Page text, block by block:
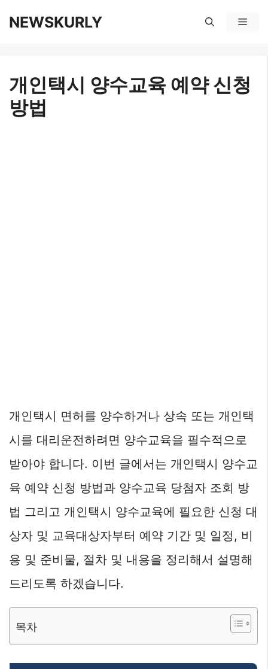
로
건
NEWSKURLY
메
개인택시 양수교육 예약 신청
방법
개인택시 면허를 양수하거나 상속 또는 개인택
시를 대리운전하려면 양수교육을 필수적으로
받아야 합니다. 이번 글에서는 개인택시 양수교
육 예약 신청 방법과 양수교육 당첨자 조회 방
법 그리고 개인택시 양수교육에 필요한 신청 대
상자 및 교육대상자부터 예약 기간 및 일정, 비
용 및 준비물, 절차 및 내용을 정리해서 설명해
드리도록 하겠습니다.
목차